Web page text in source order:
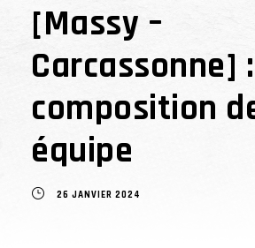
[Massy –
Carcassonne]
composition
équipe
26 JANVIER 2024